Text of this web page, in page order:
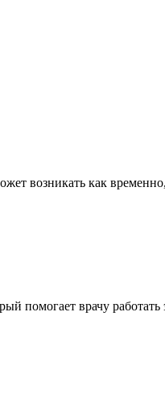
возникать как
помогает врачу работать